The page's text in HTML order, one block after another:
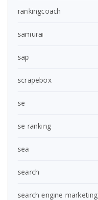
rankingcoach
samurai
sap
scrapebox
se
se ranking
sea
search
search engine marketing